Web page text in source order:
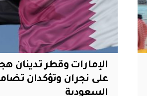
الإمارات وقطر تدينان
على نجران وتؤكدان
السعودية